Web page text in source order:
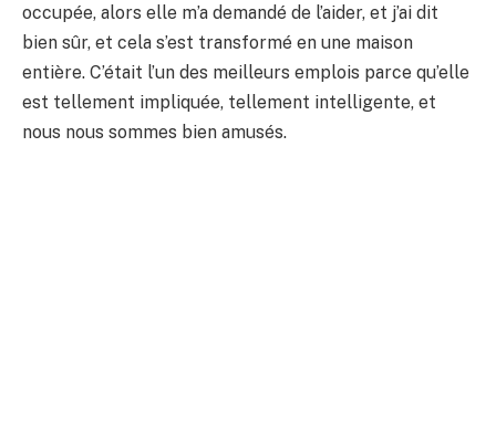
occupée, alors elle m’a demandé de l’aider, et j’ai dit
bien sûr, et cela s’est transformé en une maison
entière. C’était l’un des meilleurs emplois parce qu’elle
est tellement impliquée, tellement intelligente, et
nous nous sommes bien amusés.